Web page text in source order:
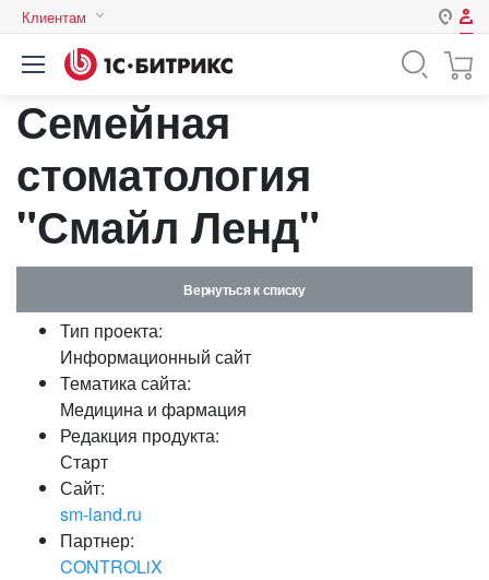
Клиентам
Авторизация
Логин
Пароль
Запомнить меня на этом
Забыли свой пароль?
Семейная
стоматология
"Смайл Ленд"
Вернуться к списку
Тип проекта:
Информационный сайт
Тематика сайта:
Медицина и фармация
Редакция продукта:
Старт
Сайт:
sm-land.ru
Партнер:
CONTROLiX